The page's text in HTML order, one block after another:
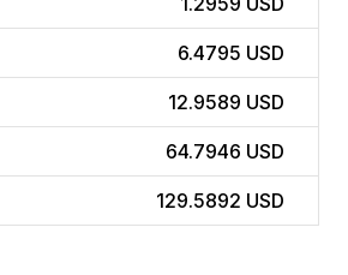
6.4795 USD
12.9589 USD
64.7946 USD
129.5892 USD